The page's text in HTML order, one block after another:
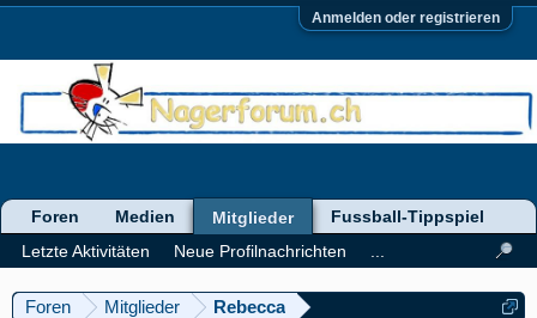
Anmelden oder registrieren
Foren Mitglieder Rebecca
Foren Medien
Mitglieder
Letzte Aktivitäten
Neue Profilnachrichten
Fussball-Tippspiel